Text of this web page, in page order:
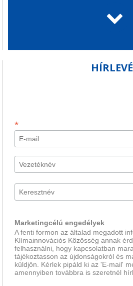
*
Marketingcélú engedélyek
A fenti formon az általad megadott
Klímainnovációs Közösség annak
felhasználni, hogy kapcsolatban
tájékoztasson az újdonságokról és
küldjön. Kérlek pipáld ki az 'E-mail'
amennyiben továbbra is szeretnél